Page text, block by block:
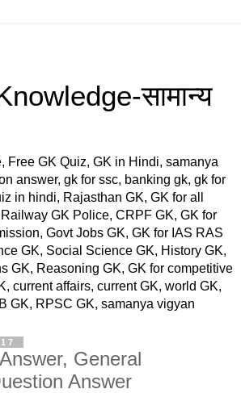
सामान्य
Free GK Quiz, GK in Hindi, samanya
answer, gk for ssc, banking gk, gk for
in hindi, Rajasthan GK, GK for all
GK Police, CRPF GK, GK for
Govt Jobs GK, GK for IAS RAS
GK, Social Science GK, History GK,
GK, Reasoning GK, GK for competitive
current affairs, current GK, world GK,
GK, RPSC GK, samanya vigyan
General
Answer